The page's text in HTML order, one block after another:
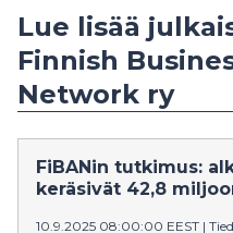
Lue lisää
Finnish
Network ry
FiBANin tutkimus:
keräsivät 42,8
10.9.2025 08:00:00 EEST |